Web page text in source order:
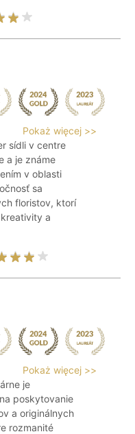
Pokaż więcej >>
sídli v centre
a je známe
v oblasti
sa
floristov, ktorí
a
Pokaż więcej >>
je
poskytovanie
a originálnych
rozmanité